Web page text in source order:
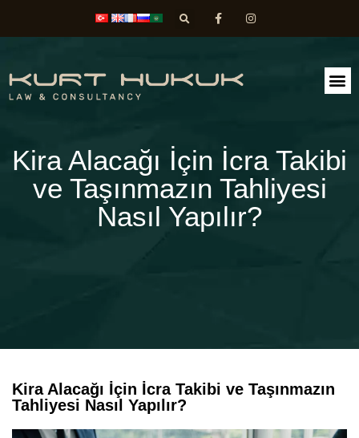
Kira Alacağı İçin İcra Takibi
ve Taşınmazın Tahliyesi
Nasıl Yapılır?
Kira Alacağı İçin İcra Takibi ve Taşınmazın
Tahliyesi Nasıl Yapılır?